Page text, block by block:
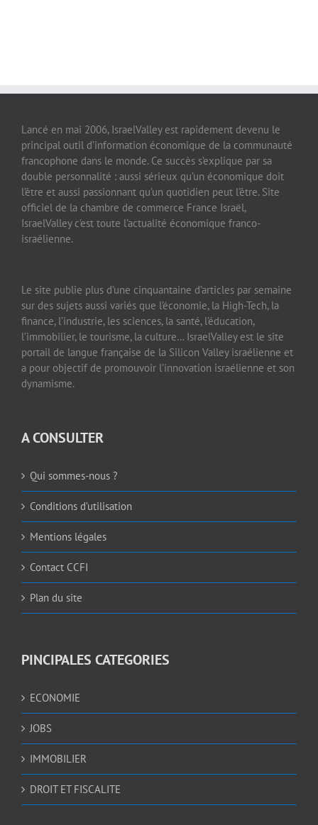
Lancé en mai 2006, IsraelValley est rapidement devenu le
principal outil d’information économique de la communauté
francophone dans le monde. Ce succès s’explique par sa
double personnalité : aussi sérieux qu’un économique doit
l’être et aussi passionnant qu’un quotidien peut l’être. Site
officiel de la chambre de commerce France Israël,
IsraelValley c’est toute l’actualité économique franco-
israélienne.
Le site publie plus d’une cinquantaine d’articles par semaine
sur des sujets aussi variés que l’économie, la High-Tech, la
finance, l’industrie, les sciences, la santé, l’éducation,
l’immobilier, le tourisme, la culture… IsraelValley est le site
portail de langue française de la Silicon Valley israélienne et
a pour objectif de promouvoir l’innovation israélienne et son
dynamisme.
A CONSULTER
Qui sommes-nous ?
Conditions d’utilisation
Mentions légales
Contact CCFI
Plan du site
PINCIPALES CATEGORIES
ECONOMIE
JOBS
IMMOBILIER
DROIT ET FISCALITE